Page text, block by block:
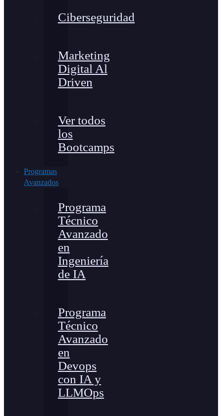
Ciberseguridad
Marketing
Digital Al
Driven
Ver todos
los
Bootcamps
Programas
Avanzados
Programa
Técnico
Avanzado
en
Ingeniería
de IA
Programa
Técnico
Avanzado
en
Devops
con IA y
LLMOps